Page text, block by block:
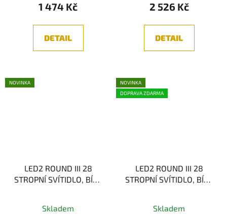
1 474 Kč
DETAIL
2 526 Kč
DETAIL
NOVINKA
LED2 ROUND III 28
STROPNÍ SVÍTIDLO, BÍLÁ
Skladem
NOVINKA
DOPRAVA ZDARMA
LED2 ROUND III 28
STROPNÍ SVÍTIDLO, BÍLÁ
Skladem